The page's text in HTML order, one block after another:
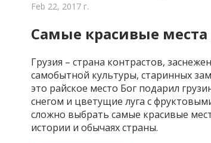
Feb 22, 2017 г.
Самые красивые места
Грузия – страна контрастов,
самобытной культуры, старинных
это райское место Бог подарил
снегом и цветущие луга с
сложно выбрать самые красивые
истории и обычаях страны.